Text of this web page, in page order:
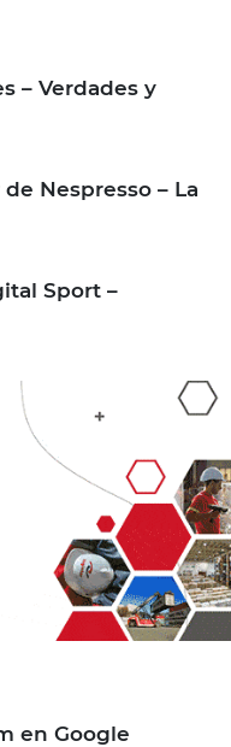
– Verdades y
Nespresso – La
Sport –
en Google